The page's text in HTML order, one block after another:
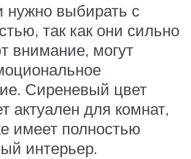
нужно выбирать с
так как они сильно
внимание, могут
Сиреневый цвет
актуален для комнат,
имеет полностью
интерьер.